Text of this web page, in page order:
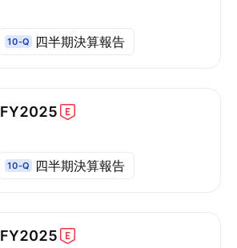
10-Q 四半期決算報告
FY2025
10-Q 四半期決算報告
FY2025